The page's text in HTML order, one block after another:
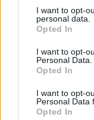
not limited to your
grant or deny
use your data for
consent section.
I want to opt-
personal data.
Opted In
I want to opt-
Personal Data.
Opted In
I want to opt-
Personal Data
Opted In
την κυρία
μεταξύ
ουδείς γνώριζε
20χρονης και
είχαν ενταθεί
την ίδια τη
προ μερικών